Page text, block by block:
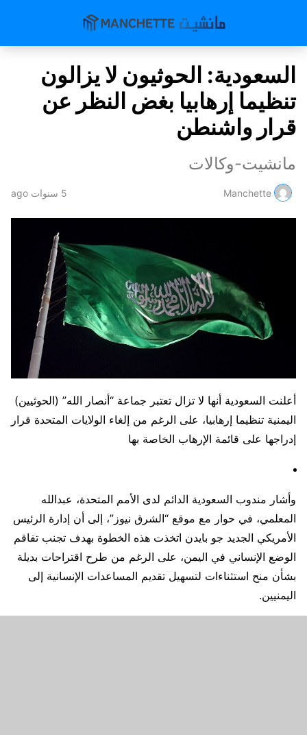
السعودية: الحوثيون لا يزالون
تنظيما إرهابيا بغض النظر عن
قرار واشنطن
مانشيت-وكالات
Manchette 5 سنوات ago
أعلنت السعودية أنها لا تزال تعتبر جماعة “أنصار الله” (الحوثيين)
اليمنية تنظيما إرهابيا، على الرغم من إلغاء الولايات المتحدة قرار
إدراجها على قائمة الإرهاب الخاصة بها
وأشار مندوب السعودية الدائم لدى الأمم المتحدة، عبدالله
المعلمي، في حوار مع موقع “الشرق نيوز”، إلى أن إدارة الرئيس
الأمريكي الجديد جو بايدن اتخذت هذه الخطوة بهدف تجنب تفاقم
الوضع الإنساني في اليمن، على الرغم من طرح اقتراحات بديلة
بشأن منح استثناءات لتسهيل تقديم المساعدات الإنسانية إلى
اليمنيين.